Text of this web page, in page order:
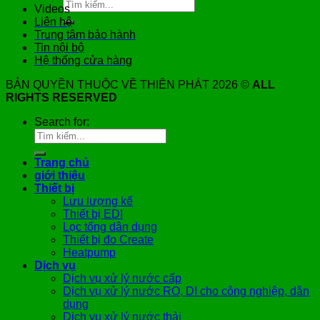
Videos
Liên hệ
Trung tâm bảo hành
Tin nội bộ
Hệ thống cửa hàng
BẢN QUYỀN THUỘC VỀ THIÊN PHÁT 2026 © ALL
RIGHTS RESERVED
Search for:
Trang chủ
giới thiệu
Thiết bị
Lưu lượng kế
Thiết bị EDI
Lọc tổng dân dụng
Thiết bị đo Create
Heatpump
Dịch vụ
Dịch vụ xử lý nước cấp
Dịch vụ xử lý nước RO, DI cho công nghiệp, dân
dụng
Dịch vụ xử lý nước thải